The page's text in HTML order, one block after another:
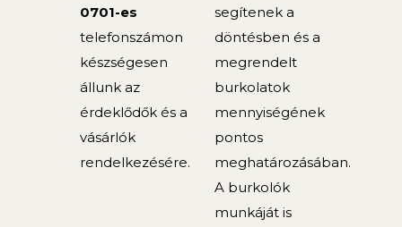
0701-es
telefonszámon
készségesen
állunk az
érdeklődők és a
vásárlók
rendelkezésére.
segítenek a
döntésben és a
megrendelt
burkolatok
mennyiségének
pontos
meghatározásában.
A burkolók
munkáját is